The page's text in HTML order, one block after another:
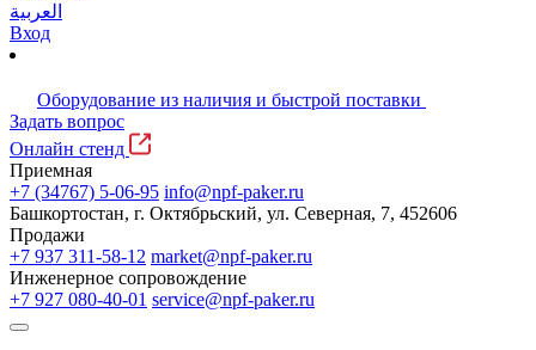
العربية
Вход
Оборудование из наличия и быстрой поставки
Задать вопрос
Онлайн стенд
Приемная
+7 (34767) 5-06-95 info@npf-paker.ru
Башкортостан, г. Октябрьский, ул. Северная, 7, 452606
Продажи
+7 937 311-58-12 market@npf-paker.ru
Инженерное сопровождение
+7 927 080-40-01 service@npf-paker.ru